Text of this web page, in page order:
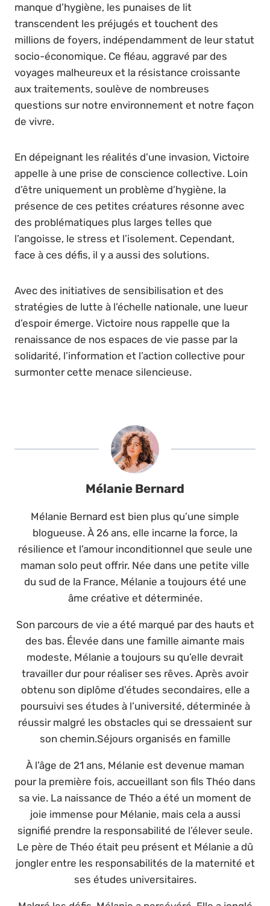
manque d’hygiène, les punaises de lit
transcendent les préjugés et touchent des
millions de foyers, indépendamment de leur statut
socio-économique. Ce fléau, aggravé par des
voyages malheureux et la résistance croissante
aux traitements, soulève de nombreuses
questions sur notre environnement et notre façon
de vivre.
En dépeignant les réalités d’une invasion, Victoire
appelle à une prise de conscience collective. Loin
d’être uniquement un problème d’hygiène, la
présence de ces petites créatures résonne avec
des problématiques plus larges telles que
l’angoisse, le stress et l’isolement. Cependant,
face à ces défis, il y a aussi des solutions.
Avec des initiatives de sensibilisation et des
stratégies de lutte à l’échelle nationale, une lueur
d’espoir émerge. Victoire nous rappelle que la
renaissance de nos espaces de vie passe par la
solidarité, l’information et l’action collective pour
surmonter cette menace silencieuse.
Mélanie Bernard
Mélanie Bernard est bien plus qu’une simple
blogueuse. À 26 ans, elle incarne la force, la
résilience et l’amour inconditionnel que seule une
maman solo peut offrir. Née dans une petite ville
du sud de la France, Mélanie a toujours été une
âme créative et déterminée.
Son parcours de vie a été marqué par des hauts et
des bas. Élevée dans une famille aimante mais
modeste, Mélanie a toujours su qu’elle devrait
travailler dur pour réaliser ses rêves. Après avoir
obtenu son diplôme d’études secondaires, elle a
poursuivi ses études à l’université, déterminée à
réussir malgré les obstacles qui se dressaient sur
son chemin.Séjours organisés en famille
À l’âge de 21 ans, Mélanie est devenue maman
pour la première fois, accueillant son fils Théo dans
sa vie. La naissance de Théo a été un moment de
joie immense pour Mélanie, mais cela a aussi
signifié prendre la responsabilité de l’élever seule.
Le père de Théo était peu présent et Mélanie a dû
jongler entre les responsabilités de la maternité et
ses études universitaires.